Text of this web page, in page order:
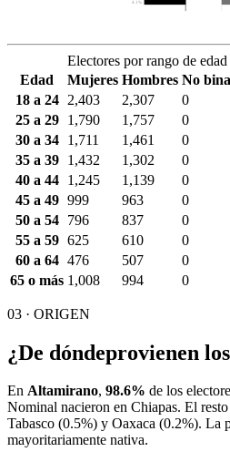
4.1%
Electores por rango de
Edad
Mujeres Hombres No
18 a 24
2,403 2,307 0
25 a 29
1,790 1,757 0
30 a 34
1,711 1,461 0
35 a 39
1,432 1,302 0
40 a 44
1,245 1,139 0
45 a 49 999 963 0
50 a 54
796 837 0
55 a 59 625 610 0
60 a 64 476 507 0
65 o más 1,008 994 0
03 · ORIGEN
¿De dóndeprovienen los
En Altamirano, 98.6% de los
Nominal nacieron en Chiapas. El
Tabasco (0.5%) y Oaxaca (0.2%). La
mayoritariamente nativa.